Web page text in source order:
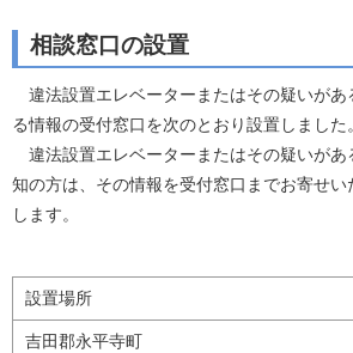
相談窓口の設置
違法設置エレベーターまたはその疑いがあ
る情報の受付窓口を次のとおり設置しました。
違法設置エレベーターまたはその疑いがあ
知の方は、その情報を受付窓口までお寄せ
します。
設置場所
吉田郡永平寺町